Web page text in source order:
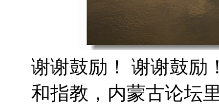
谢谢鼓励！ 谢谢鼓励
和指教，内蒙古论坛